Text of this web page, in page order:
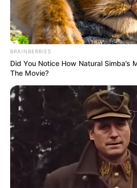
BRAINBERRIES
Did You Notice How Natural Simba’s
The Movie?